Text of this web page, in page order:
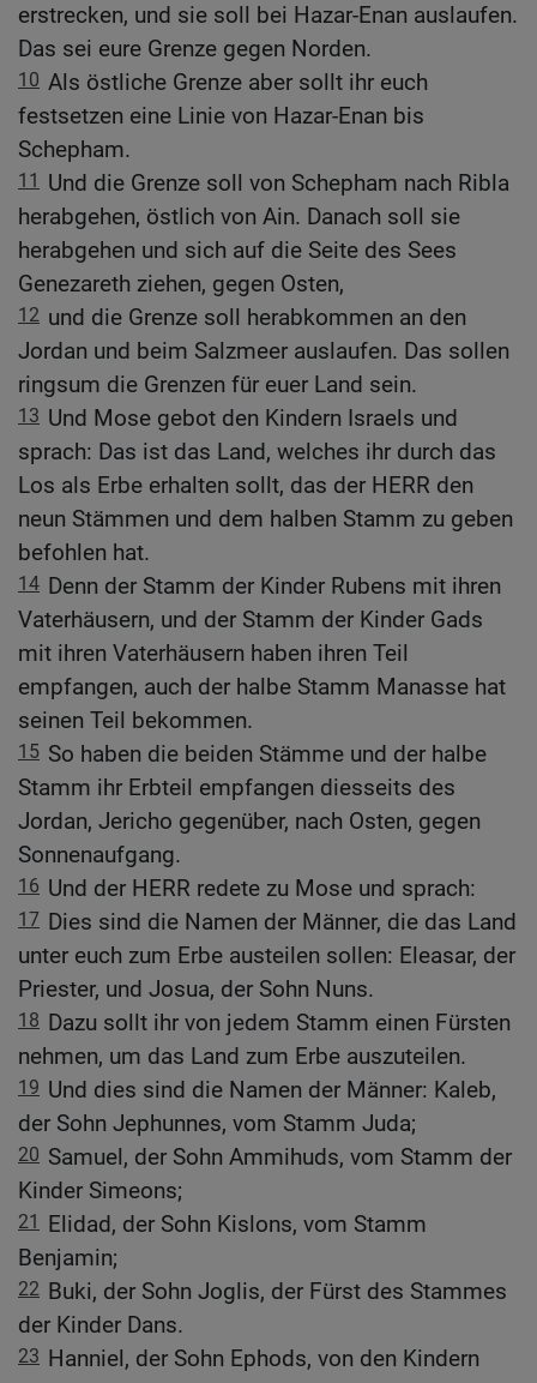
erstrecken, und sie soll bei Hazar-Enan auslaufen.
Das sei eure Grenze gegen Norden.
10 Als östliche Grenze aber sollt ihr euch
festsetzen eine Linie von Hazar-Enan bis
Schepham.
11
Und die Grenze soll von Schepham nach Ribla
herabgehen, östlich von Ain. Danach soll sie
herabgehen und sich auf die Seite des Sees
Genezareth ziehen, gegen Osten,
12 und die Grenze soll herabkommen an den
Jordan und beim Salzmeer auslaufen. Das sollen
ringsum die Grenzen für euer Land sein.
13 Und Mose gebot den Kindern Israels und
sprach: Das ist das Land, welches ihr durch das
Los als Erbe erhalten sollt, das der HERR den
neun Stämmen und dem halben Stamm zu geben
befohlen hat.
14 Denn der Stamm der Kinder Rubens mit ihren
Vaterhäusern, und der Stamm der Kinder Gads
mit ihren Vaterhäusern haben ihren Teil
empfangen, auch der halbe Stamm Manasse hat
seinen Teil bekommen.
15 So haben die beiden Stämme und der halbe
Stamm ihr Erbteil empfangen diesseits des
Jordan, Jericho gegenüber, nach Osten, gegen
Sonnenaufgang.
16 Und der HERR redete zu Mose und sprach:
17 Dies sind die Namen der Männer, die das Land
unter euch zum Erbe austeilen sollen: Eleasar, der
Priester, und Josua, der Sohn Nuns.
18 Dazu sollt ihr von jedem Stamm einen Fürsten
nehmen, um das Land zum Erbe auszuteilen.
19 Und dies sind die Namen der Männer: Kaleb,
der Sohn Jephunnes, vom Stamm Juda;
20 Samuel, der Sohn Ammihuds, vom Stamm der
Kinder Simeons;
21
Elidad, der Sohn Kislons, vom Stamm
Benjamin;
22 Buki, der Sohn Joglis, der Fürst des Stammes
der Kinder Dans.
23 Hanniel, der Sohn Ephods, von den Kindern